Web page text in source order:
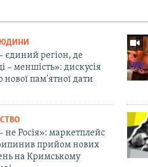
єдиний регіон, де
– меншість»: дискусія
нової пам'ятної дати
не Росія»: маркетплейс
прийом нових
на Кримському